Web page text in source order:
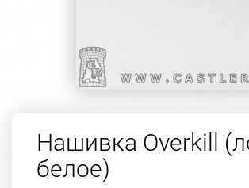
Нашивка Overkill
белое)